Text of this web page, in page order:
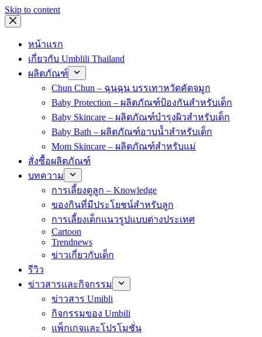
Skip to content
หน้าแรก
เกี่ยวกับ Umblili Thailand
ผลิตภัณฑ์
Chun Chun – ฉุนฉุน บรรเทาหวัดคัดจมูก
Baby Protection – ผลิตภัณฑ์ป้องกันสำหรับเด็ก
Baby Skincare – ผลิตภัณฑ์บำรุงผิวสำหรับเด็ก
Baby Bath – ผลิตภัณฑ์อาบน้ำสำหรับเด็ก
Mom Skincare – ผลิตภัณฑ์สำหรับแม่
สั่งซื้อผลิตภัณฑ์
บทความ
การเลี้ยงดูลูก – Knowledge
ของกินที่มีประโยชน์สำหรับลูก
การเลี้ยงเด็กแนวรูปแบบต่างประเทศ
Cartoon
Trendnews
ข่าวเกี่ยวกับเด็ก
รีวิว
ข่าวสารและกิจกรรม
ข่าวสาร Umibli
กิจกรรมของ Umbili
แพ็กเกจและโปรโมชั่น